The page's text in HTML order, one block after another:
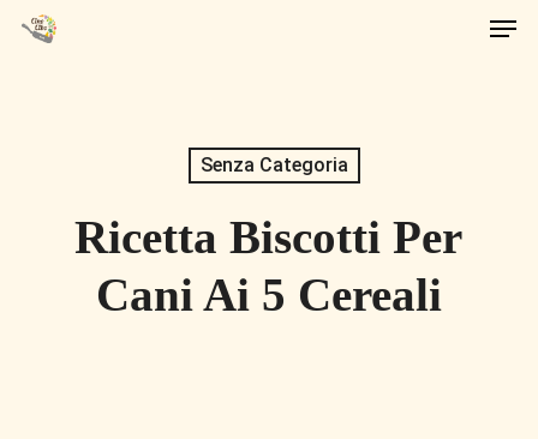
Skip
Senza Categoria
Ricetta Biscotti Per
Cani Ai 5 Cereali